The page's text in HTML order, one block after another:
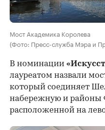
Мост Академика Королева
(Фото: Пресс-служба Мэра и
В номинации
лауреатом назвали
который соединяет
набережную и районы
расположенной на